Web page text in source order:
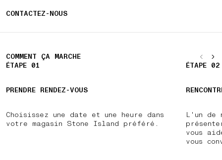
CONTACTEZ-NOUS
COMMENT ÇA MARCHE
ÉTAPE 01
PRENDRE RENDEZ-VOUS
Choisissez une date et une heure dans
votre magasin Stone Island préféré.
ÉTAPE 02
L'un de
vous
vous